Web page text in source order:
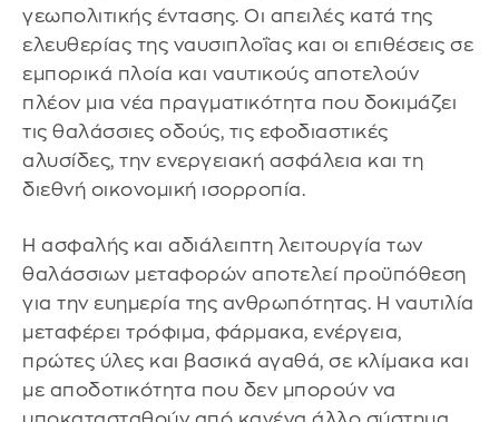
γεωπολιτικής έντασης. Οι απειλές κατά της
ελευθερίας της ναυσιπλοΐας και οι επιθέσεις σε
εμπορικά πλοία και ναυτικούς αποτελούν
πλέον μια νέα πραγματικότητα που δοκιμάζει
τις θαλάσσιες οδούς, τις εφοδιαστικές
αλυσίδες, την ενεργειακή ασφάλεια και τη
διεθνή οικονομική ισορροπία.
Η ασφαλής και αδιάλειπτη λειτουργία των
θαλάσσιων μεταφορών αποτελεί προϋπόθεση
για την ευημερία της ανθρωπότητας. Η ναυτιλία
μεταφέρει τρόφιμα, φάρμακα, ενέργεια,
πρώτες ύλες και βασικά αγαθά, σε κλίμακα και
με αποδοτικότητα που δεν μπορούν να